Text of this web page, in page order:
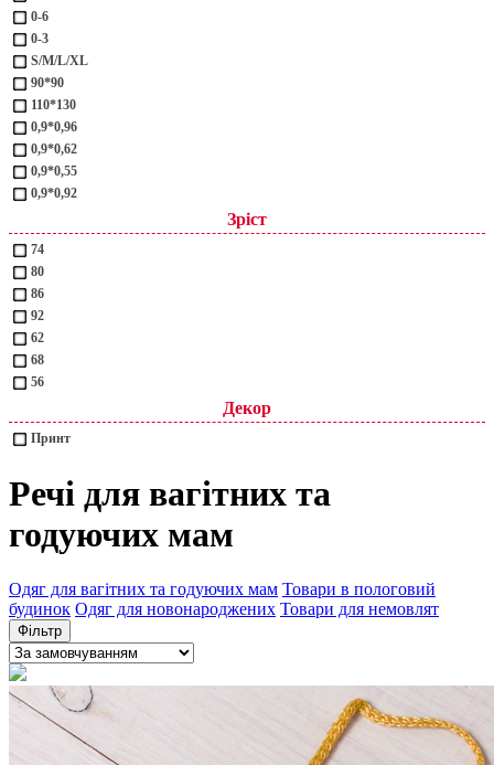
0-6
0-3
S/M/L/XL
90*90
110*130
0,9*0,96
0,9*0,62
0,9*0,55
0,9*0,92
Зріст
74
80
86
92
62
68
56
Декор
Принт
Речі для вагітних та
годуючих мам
Одяг для вагітних та годуючих мам Товари в пологовий
будинок Одяг для новонароджених Товари для немовлят
Фільтр